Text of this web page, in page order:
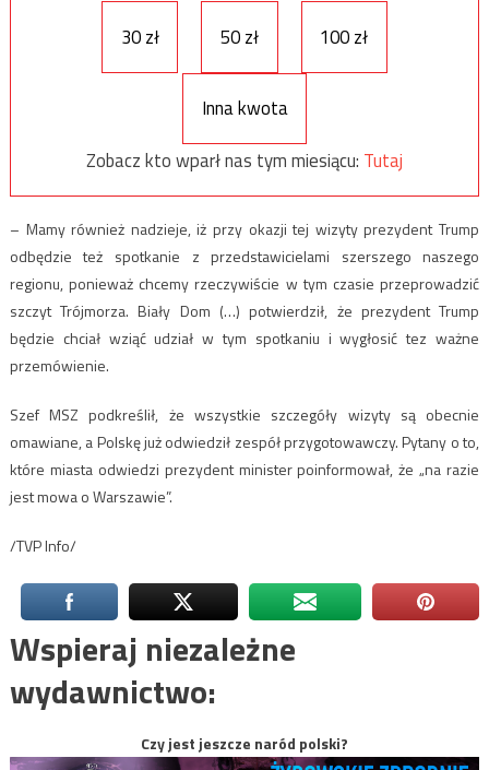
30 zł 50 zł 100 zł
Inna kwota
Zobacz kto wparł nas tym miesiącu: Tutaj
– Mamy również nadzieje, iż przy okazji tej wizyty prezydent Trump
odbędzie też spotkanie z przedstawicielami szerszego naszego
regionu, ponieważ chcemy rzeczywiście w tym czasie przeprowadzić
szczyt Trójmorza. Biały Dom (…) potwierdził, że prezydent Trump
będzie chciał wziąć udział w tym spotkaniu i wygłosić tez ważne
przemówienie.
Szef MSZ podkreślił, że wszystkie szczegóły wizyty są obecnie
omawiane, a Polskę już odwiedził zespół przygotowawczy. Pytany o to,
które miasta odwiedzi prezydent minister poinformował, że „na razie
jest mowa o Warszawie”.
/TVP Info/
Wspieraj niezależne
wydawnictwo:
Czy jest jeszcze naród polski?